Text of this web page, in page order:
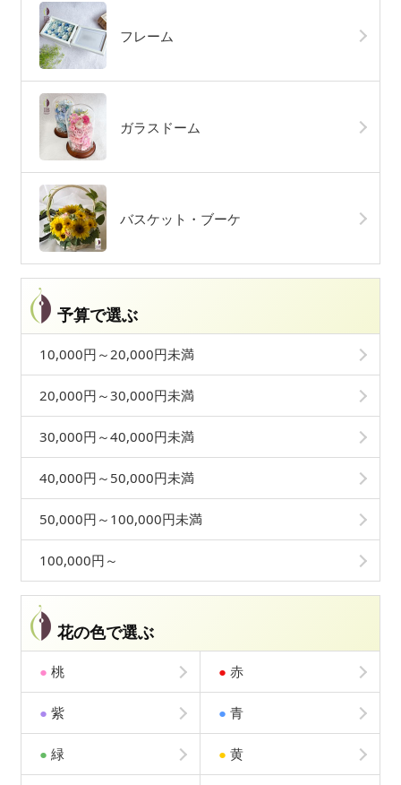
フレーム
ガラスドーム
バスケット・ブーケ
予算で選ぶ
10,000円～20,000円未満
20,000円～30,000円未満
30,000円～40,000円未満
40,000円～50,000円未満
50,000円～100,000円未満
100,000円～
花の色で選ぶ
● 桃 ● 赤
● 紫 ● 青
● 緑 ● 黄